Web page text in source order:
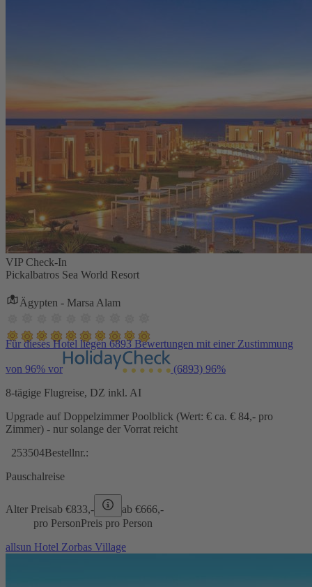
VIP Check-In
Pickalbatros Sea World Resort
Ägypten - Marsa Alam
Für dieses Hotel liegen 6893 Bewertungen mit einer Zustimmung
von 96% vor (6893) 96%
8-tägige Flugreise, DZ inkl. AI
Upgrade auf Doppelzimmer Poolblick (Wert: € ca. € 84,- pro
Zimmer) - nur solange der Vorrat reicht
253504Bestellnr.:
Pauschalreise
Alter Preisab €833,- ab €666,-
pro PersonPreis pro Person
allsun Hotel Zorbas Village